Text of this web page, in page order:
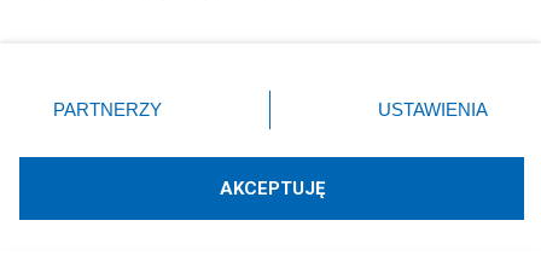
Technologie
Sport
zmienić/wycofać klikając przycisk ustawień prywatności
znajdujący się w lewym dolnym rogu strony
rodzaje przetwarzania danych nie wymagają zgody
użytkownika, ale masz prawo sprzeciwić się takiemu
PARTNERZY USTAWIENIA
AKCEPTUJĘ